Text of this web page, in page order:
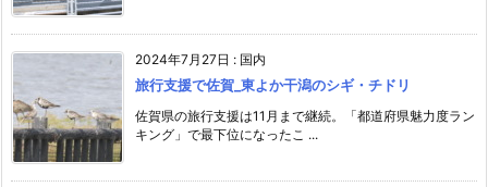
2024年7月27日 : 国内
旅行支援で佐賀_東よか干潟のシギ・チドリ
佐賀県の旅行支援は11月まで継続。「都道府県魅力度ラン
キング」で最下位になったこ ...